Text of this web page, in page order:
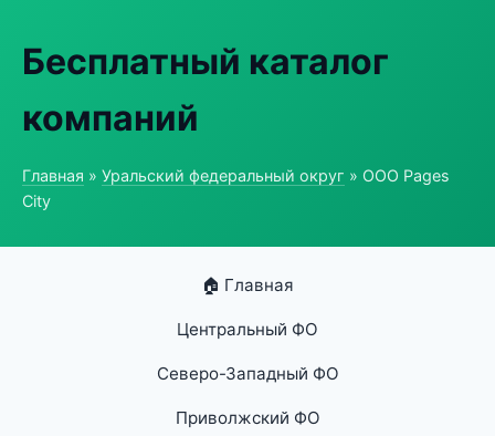
Бесплатный каталог
компаний
Главная » Уральский федеральный округ » ООО Pages
City
🏠 Главная
Центральный ФО
Северо-Западный ФО
Приволжский ФО